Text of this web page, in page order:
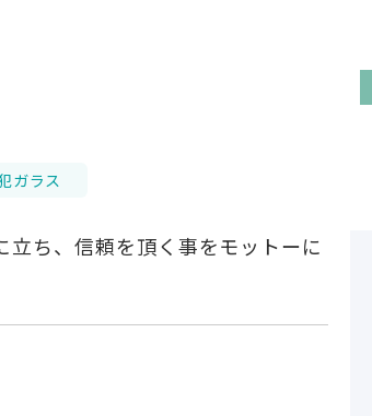
ガラス
ち、信頼を頂く事をモットーに